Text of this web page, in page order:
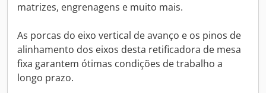
matrizes, engrenagens e muito mais.
As porcas do eixo vertical de avanço e os pinos de
alinhamento dos eixos desta retificadora de mesa
fixa garantem ótimas condições de trabalho a
longo prazo.